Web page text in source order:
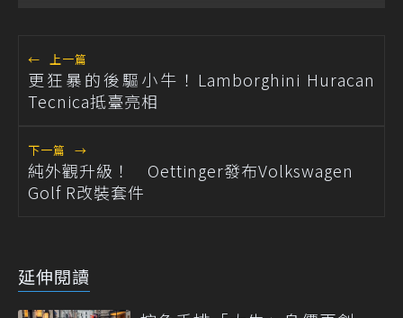
← 上一篇
更狂暴的後驅小牛！Lamborghini Huracan
Tecnica抵臺亮相
下一篇 →
純外觀升級！ Oettinger發布Volkswagen
Golf R改裝套件
延伸閱讀